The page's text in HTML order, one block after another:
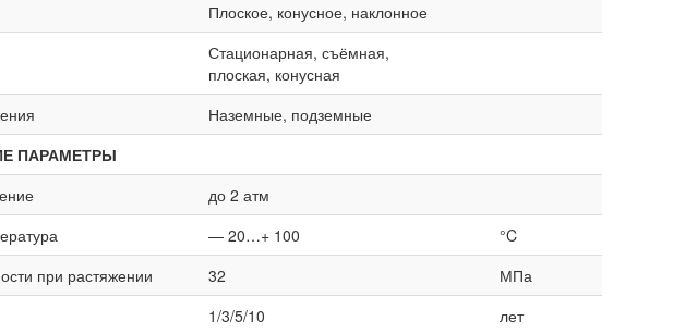
Плоское, конусное, наклонное
Стационарная, съёмная,
плоская, конусная
Наземные, подземные
ПАРАМЕТРЫ
до 2 атм
— 20…+ 100
°C
при растяжении
32
МПа
1/3/5/10
лет